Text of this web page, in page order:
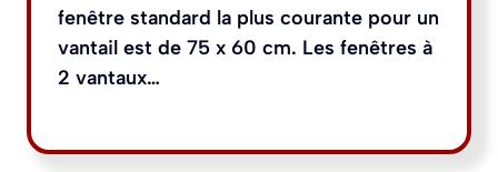
fenêtre standard la plus courante pour un
vantail est de 75 x 60 cm. Les fenêtres à
2 vantaux…